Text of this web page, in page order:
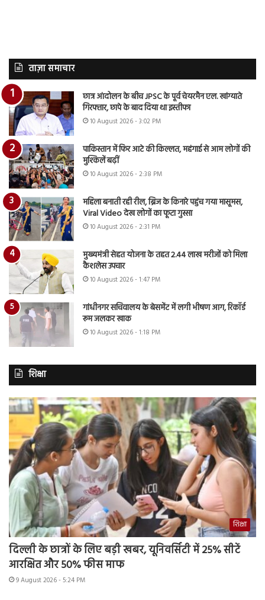
ताज़ा समाचार
छात्र आंदोलन के बीच JPSC के पूर्व चेयरमैन एल. खांग्याते
गिरफ्तार, छापे के बाद दिया था इस्तीफा
10 August 2026 - 3:02 PM
पाकिस्तान में फिर आटे की किल्लत, महंगाई से आम लोगों की
मुश्किलें बढ़ीं
10 August 2026 - 2:38 PM
महिला बनाती रही रील, ब्रिज के किनारे पहुंच गया मासूमस,
Viral Video देख लोगों का फूटा गुस्सा
10 August 2026 - 2:31 PM
मुख्यमंत्री सेहत योजना के तहत 2.44 लाख मरीजों को मिला
कैशलेस उपचार
10 August 2026 - 1:47 PM
गांधीनगर सचिवालय के बेसमेंट में लगी भीषण आग, रिकॉर्ड
रूम जलकर खाक
10 August 2026 - 1:18 PM
शिक्षा
शिक्षा
दिल्ली के छात्रों के लिए बड़ी खबर, यूनिवर्सिटी में 25% सीटें
आरक्षित और 50% फीस माफ
9 August 2026 - 5:24 PM